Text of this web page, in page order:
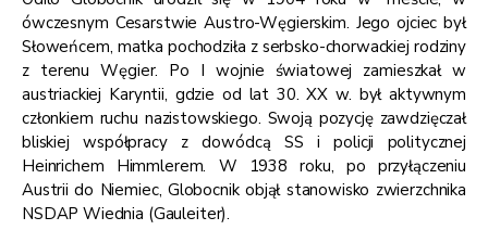
ówczesnym Cesarstwie Austro-Węgierskim. Jego ojciec był
Słoweńcem, matka pochodziła z serbsko-chorwackiej rodziny
z terenu Węgier. Po I wojnie światowej zamieszkał w
austriackiej Karyntii, gdzie od lat 30. XX w. był aktywnym
członkiem ruchu nazistowskiego. Swoją pozycję zawdzięczał
bliskiej współpracy z dowódcą SS i policji politycznej
Heinrichem Himmlerem. W 1938 roku, po przyłączeniu
Austrii do Niemiec, Globocnik objął stanowisko zwierzchnika
NSDAP Wiednia (Gauleiter).